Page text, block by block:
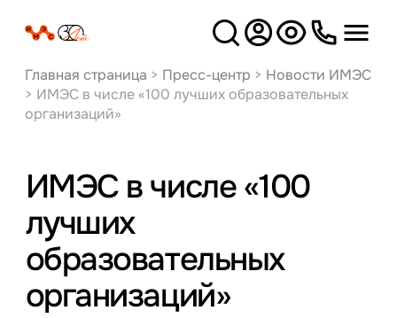
Версия
для слабовидящих
Главная страница > Пресс-центр > Новости ИМЭС
> ИМЭС в числе «100 лучших образовательных
организаций»
ИМЭС в числе «100
лучших
образовательных
организаций»